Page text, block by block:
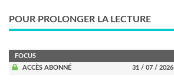
POUR PROLONGER LA LECTURE
FOCUS
ACCÈS ABONNÉ
31 / 07 / 2026